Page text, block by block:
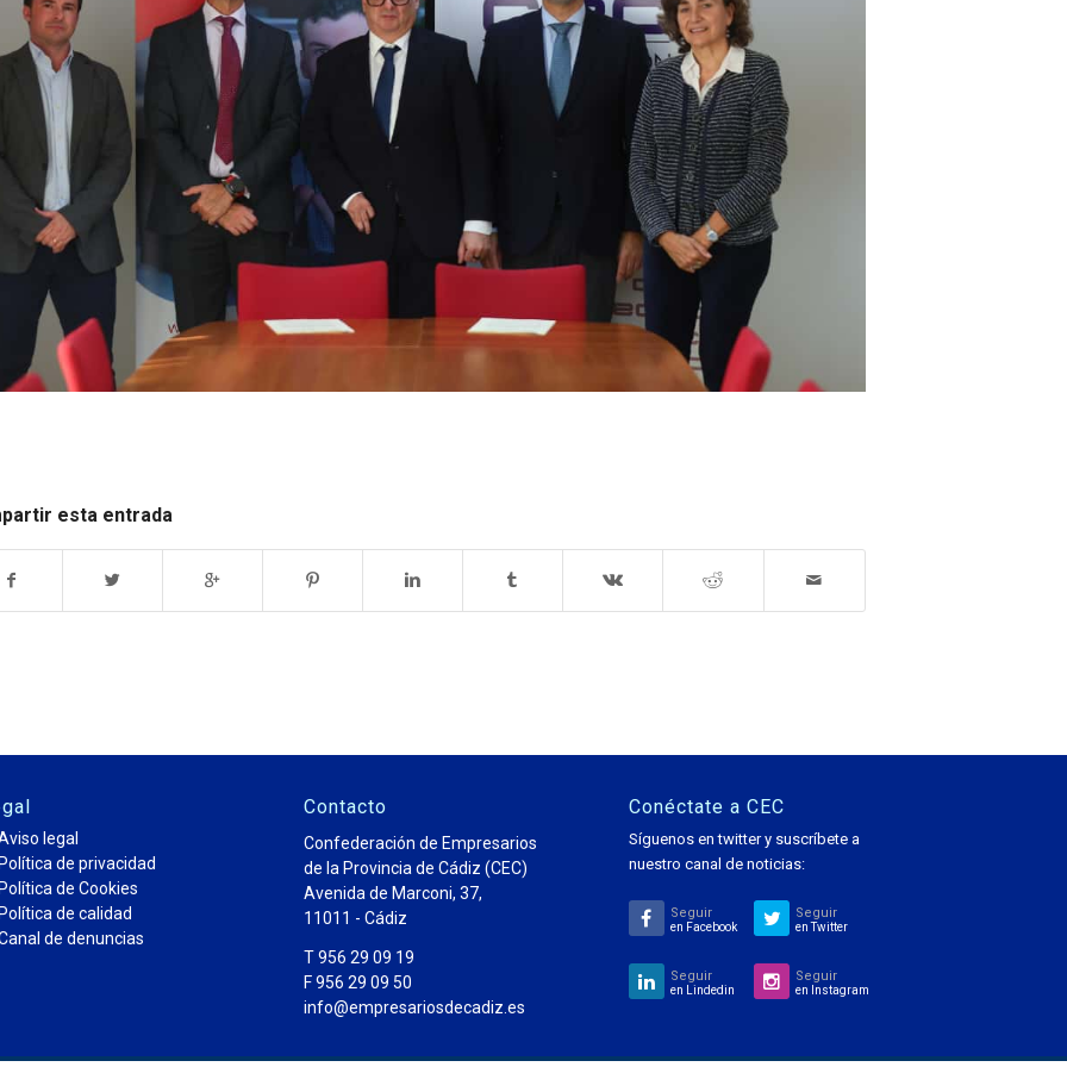
esta entrada
legal
de privacidad
de Cookies
de calidad
de denuncias
Contacto
Confederación de Empresarios
de la Provincia de Cádiz (CEC)
Avenida de Marconi, 37,
11011 - Cádiz
T 956 29 09 19
F 956 29 09 50
info@empresariosdecadiz.es
Conéctate a CEC
Síguenos en twitter y suscríbete a
nuestro canal de noticias:
Seguir
en Facebook
Seguir
en Twitter
Seguir
en Lindedin
Seguir
en Instagram